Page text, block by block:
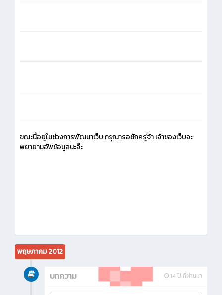
ขณะนี้อยู่ในช่วงการพัฒนาเว็บ กรุณารอซักครู่จ้า เจ้าของเว็บจะ
พยายามอัพข้อมูลนะจ๊ะ
พฤษภาคม 2012
14 ปี ที่ผ่านมา
บทความ